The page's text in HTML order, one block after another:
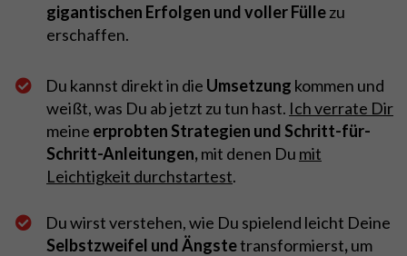
gigantischen Erfolgen und voller Füllezu
erschaffen.
Du kannst direkt in die Umsetzung kommen und
weißt, was Du ab jetzt zu tun hast. Ich verrate Dir
meine erprobten Strategien und Schritt-für-
Schritt-Anleitungen,mit denen Du mit
Leichtigkeit durchstartest.
Du wirst verstehen, wie Du spielend leicht Deine
Selbstzweifel und Ängstetransformierst,um